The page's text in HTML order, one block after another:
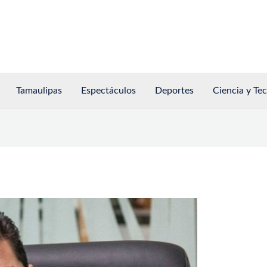
Tamaulipas Espectáculos Deportes Ciencia y